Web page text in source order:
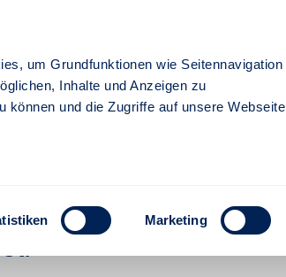
um Grundfunktionen wie Seitennavigation
Inhalte und Anzeigen zu
können und die Zugriffe auf unsere Webseite
Marketing